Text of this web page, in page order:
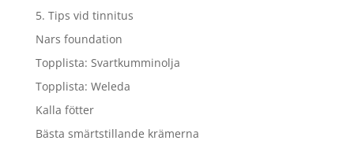
5. Tips vid tinnitus
Nars foundation
Topplista: Svartkumminolja
Topplista: Weleda
Kalla fötter
Bästa smärtstillande krämerna